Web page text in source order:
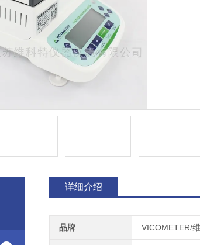
详细介绍
品牌 VICOMETER/